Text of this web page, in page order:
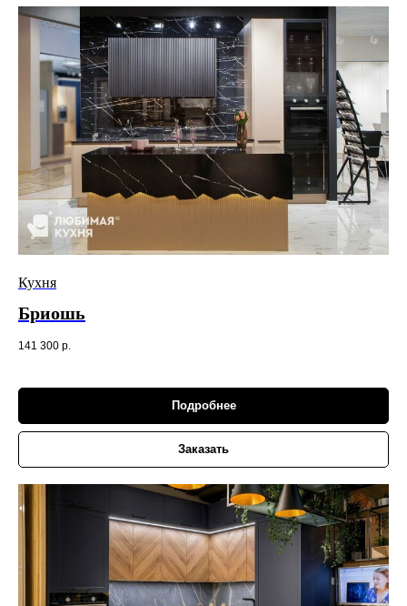
Кухня
Бриошь
141 300 р.
Подробнее
Заказать